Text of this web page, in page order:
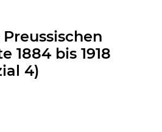
1884 bis 1918
4)